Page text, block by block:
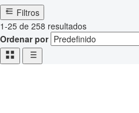
Filtros
1-25 de 258 resultados
Ordenar por